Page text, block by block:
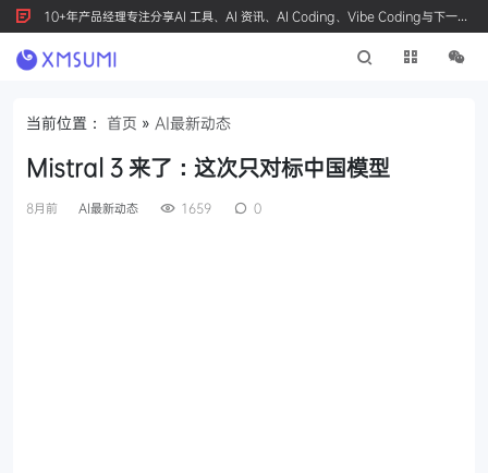
10+年产品经理专注分享AI 工具、AI 资讯、AI Coding、Vibe Coding与下一代
产品创新，按 Ctrl+D 收藏我们
当前位置： 首页 » AI最新动态
Mistral 3 来了：这次只对标中国模型
8月前 AI最新动态 1659 0